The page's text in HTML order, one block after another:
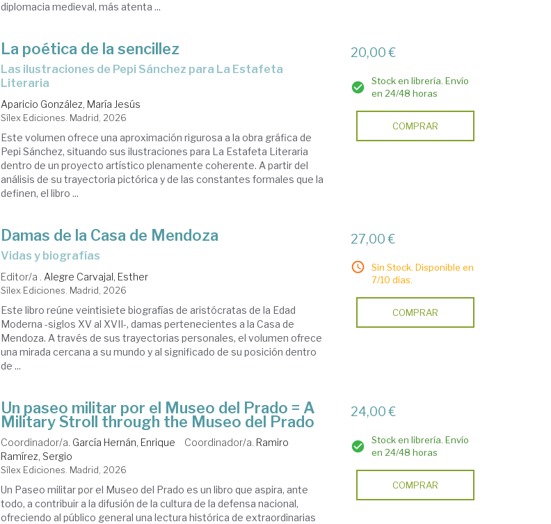
diplomacia medieval, más atenta ...
La poética de la sencillez
Las ilustraciones de Pepi Sánchez para La Estafeta
Literaria
Aparicio González, María Jesús
Sílex Ediciones. Madrid, 2026
Este volumen ofrece una aproximación rigurosa a la obra gráfica de
Pepi Sánchez, situando sus ilustraciones para La Estafeta Literaria
dentro de un proyecto artístico plenamente coherente. A partir del
análisis de su trayectoria pictórica y de las constantes formales que la
definen, el libro ...
20,00 €
Stock en librería. Envío
en 24/48 horas
COMPRAR
Damas de la Casa de Mendoza
Vidas y biografías
Editor/a . Alegre Carvajal, Esther
Sílex Ediciones. Madrid, 2026
Este libro reúne veintisiete biografías de aristócratas de la Edad
Moderna -siglos XV al XVII-, damas pertenecientes a la Casa de
Mendoza. A través de sus trayectorias personales, el volumen ofrece
una mirada cercana a su mundo y al significado de su posición dentro
de ...
27,00 €
Sin Stock. Disponible en
7/10 días.
COMPRAR
Un paseo militar por el Museo del Prado = A
Military Stroll through the Museo del Prado
Coordinador/a. García Hernán, Enrique Coordinador/a. Ramiro
Ramírez, Sergio
Sílex Ediciones. Madrid, 2026
Un Paseo militar por el Museo del Prado es un libro que aspira, ante
todo, a contribuir a la difusión de la cultura de la defensa nacional,
ofreciendo al público general una lectura histórica de extraordinarias
24,00 €
Stock en librería. Envío
en 24/48 horas
COMPRAR